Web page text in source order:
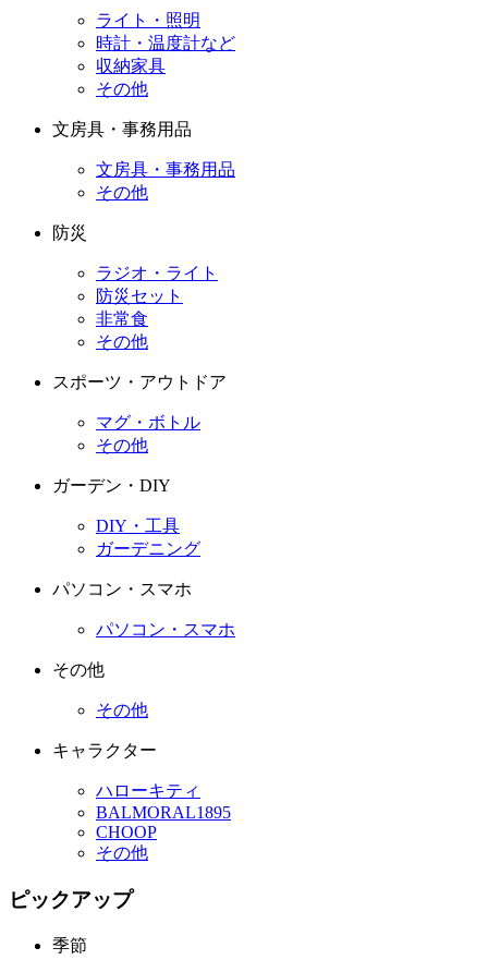
ライト・照明
時計・温度計など
収納家具
その他
文房具・事務用品
文房具・事務用品
その他
防災
ラジオ・ライト
防災セット
非常食
その他
スポーツ・アウトドア
マグ・ボトル
その他
ガーデン・DIY
DIY・工具
ガーデニング
パソコン・スマホ
パソコン・スマホ
その他
その他
キャラクター
ハローキティ
BALMORAL1895
CHOOP
その他
ピックアップ
季節